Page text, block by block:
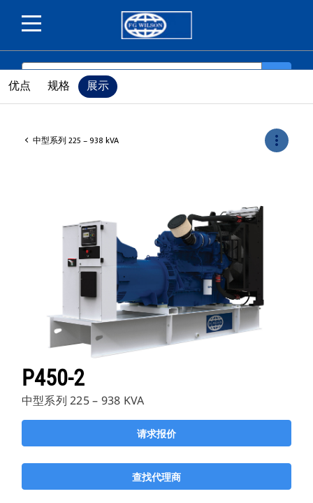
SEARCH
中型系列 225 – 938 kVA more_vert
P450-2
中型系列 225 – 938 KVA
请求报价
查找代理商
优点 规格 展示